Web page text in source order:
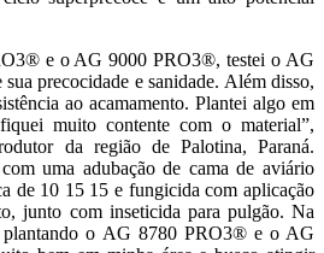
e o AG 9000 PRO3®, testei o AG
precocidade e sanidade. Além disso,
ao acamamento. Plantei algo em
muito contente com o material”,
da região de Palotina, Paraná.
uma adubação de cama de aviário
de 10 15 15 e fungicida com aplicação
junto com inseticida para pulgão. Na
plantando o AG 8780 PRO3® e o AG